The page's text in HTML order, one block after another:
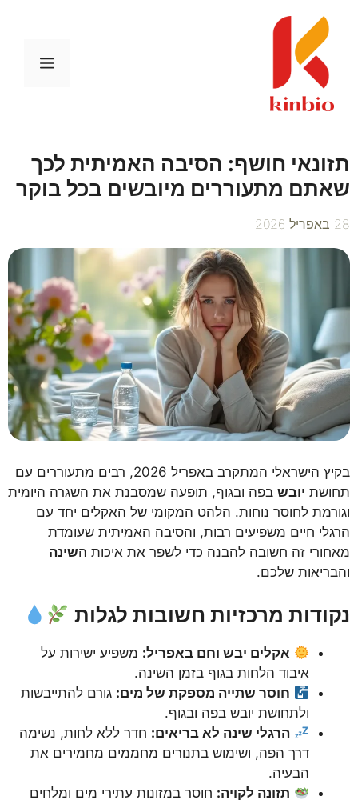
לתוכן
תפריט
תזונאי חושף: הסיבה האמיתית לכך
שאתם מתעוררים מיובשים בכל בוקר
28 באפריל 2026
בקיץ הישראלי המתקרב באפריל 2026, רבים מתעוררים עם
תחושת יובש בפה ובגוף, תופעה שמסבנת את השגרה היומית
וגורמת לחוסר נוחות. הלהט המקומי של האקלים יחד עם
הרגלי חיים משפיעים רבות, והסיבה האמיתית שעומדת
מאחורי זה חשובה להבנה כדי לשפר את איכות השינה
והבריאות שלכם.
נקודות מרכזיות חשובות לגלות
אקלים יבש וחם באפריל: משפיע ישירות על
איבוד הלחות בגוף בזמן השינה.
חוסר שתייה מספקת של מים: גורם להתייבשות
ולתחושת יובש בפה ובגוף.
הרגלי שינה לא בריאים: חדר ללא לחות, נשימה
דרך הפה, ושימוש בתנורים מחממים מחמירים את
הבעיה.
תזונה לקויה: חוסר במזונות עתירי מים ומלחים